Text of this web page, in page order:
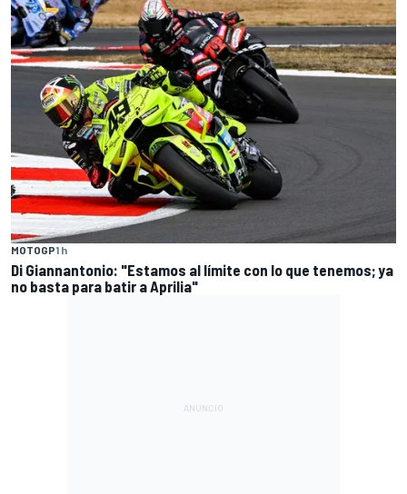
MOTOGP1 h
Di Giannantonio: "Estamos al límite con lo que tenemos; ya
no basta para batir a Aprilia"